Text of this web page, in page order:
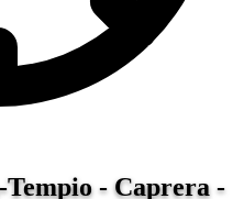
- Caprera -